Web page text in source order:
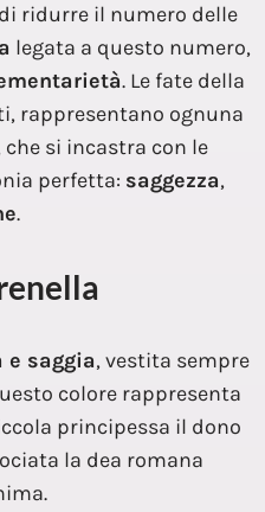
ridurre il numero delle
legata a questo numero,
. Le fate della
rappresentano ognuna
si incastra con le
perfetta: saggezza,
.
e saggia, vestita sempre
colore rappresenta
principessa il dono
la dea romana